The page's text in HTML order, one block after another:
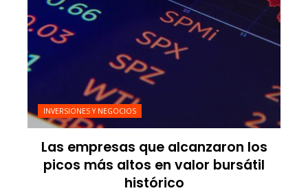
INVERSIONES Y NEGOCIOS
Las empresas que alcanzaron los
picos más altos en valor bursátil
histórico